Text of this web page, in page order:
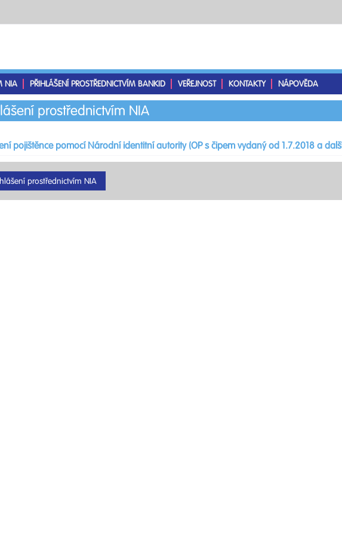
NIA PŘIHLÁŠENÍ PROSTŘEDNICTVÍM BANKID VEŘEJNOST KONTAKTY NÁPOVĚDA
prostřednictvím NIA
pojištěnce pomocí Národní identitní autority (OP s čipem vydaný od 1.7.2018 a